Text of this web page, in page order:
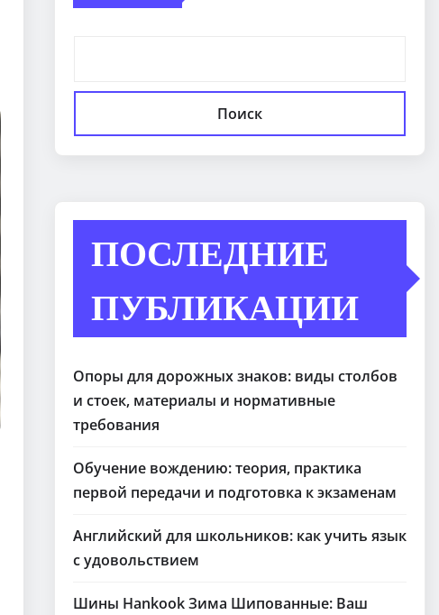
Поиск
ПОСЛЕДНИЕ
ПУБЛИКАЦИИ
Опоры для дорожных знаков: виды столбов
и стоек, материалы и нормативные
требования
Обучение вождению: теория, практика
первой передачи и подготовка к экзаменам
Английский для школьников: как учить язык
с удовольствием
Шины Hankook Зима Шипованные: Ваш